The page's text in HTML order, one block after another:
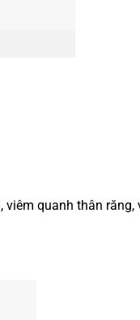
quanh thân